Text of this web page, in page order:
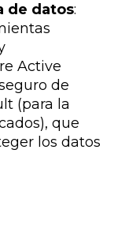
de datos:
Active
de
(para la
que
los datos